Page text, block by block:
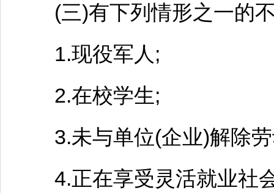
(三)有下列情形之一的不
1.现役军人;
2.在校学生;
3.未与单位(企业)解除劳
4.正在享受灵活就业社